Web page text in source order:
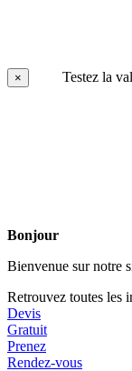
× Testez la
Bonjour
Bienvenue sur notre
Retrouvez toutes les
Devis
Gratuit
Prenez
Rendez-vous